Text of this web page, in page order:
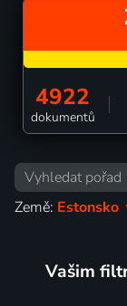
4922
dokumentů
Země: Estonsko
Vašim